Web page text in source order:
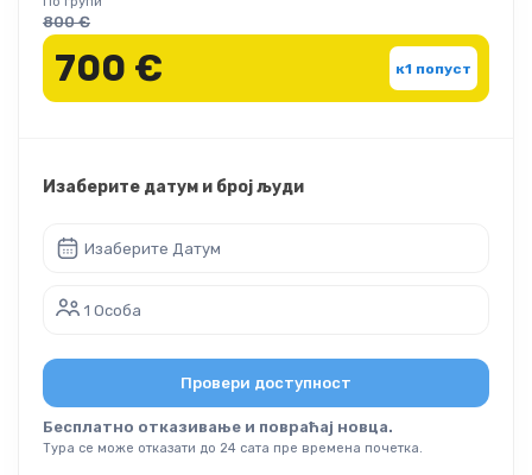
800 €
700 € к1 попуст
Изаберите датум и број људи
Изаберите Датум
1 Особа
Провери доступност
Бесплатно отказивање и повраћај новца.
Тура се може отказати до 24 сата пре времена почетка.